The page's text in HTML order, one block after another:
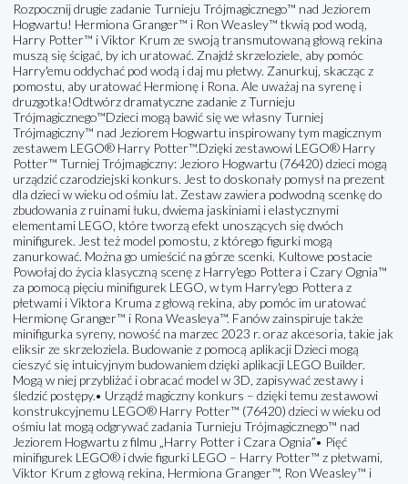
Rozpocznij drugie zadanie Turnieju Trójmagicznego™ nad Jeziorem
Hogwartu! Hermiona Granger™ i Ron Weasley™ tkwią pod wodą,
Harry Potter™ i Viktor Krum ze swoją transmutowaną głową rekina
muszą się ścigać, by ich uratować. Znajdź skrzeloziele, aby pomóc
Harry'emu oddychać pod wodą i daj mu płetwy. Zanurkuj, skacząc z
pomostu, aby uratować Hermionę i Rona. Ale uważaj na syrenę i
druzgotka!Odtwórz dramatyczne zadanie z Turnieju
Trójmagicznego™Dzieci mogą bawić się we własny Turniej
Trójmagiczny™ nad Jeziorem Hogwartu inspirowany tym magicznym
zestawem LEGO® Harry Potter™.Dzięki zestawowi LEGO® Harry
Potter™ Turniej Trójmagiczny: Jezioro Hogwartu (76420) dzieci mogą
urządzić czarodziejski konkurs. Jest to doskonały pomysł na prezent
dla dzieci w wieku od ośmiu lat. Zestaw zawiera podwodną scenkę do
zbudowania z ruinami łuku, dwiema jaskiniami i elastycznymi
elementami LEGO, które tworzą efekt unoszących się dwóch
minifigurek. Jest też model pomostu, z którego figurki mogą
zanurkować. Można go umieścić na górze scenki. Kultowe postacie
Powołaj do życia klasyczną scenę z Harry'ego Pottera i Czary Ognia™
za pomocą pięciu minifigurek LEGO, w tym Harry'ego Pottera z
płetwami i Viktora Kruma z głową rekina, aby pomóc im uratować
Hermionę Granger™ i Rona Weasleya™. Fanów zainspiruje także
minifigurka syreny, nowość na marzec 2023 r. oraz akcesoria, takie jak
eliksir ze skrzeloziela. Budowanie z pomocą aplikacji Dzieci mogą
cieszyć się intuicyjnym budowaniem dzięki aplikacji LEGO Builder.
Mogą w niej przybliżać i obracać model w 3D, zapisywać zestawy i
śledzić postępy.• Urządź magiczny konkurs – dzięki temu zestawowi
konstrukcyjnemu LEGO® Harry Potter™ (76420) dzieci w wieku od
ośmiu lat mogą odgrywać zadania Turnieju Trójmagicznego™ nad
Jeziorem Hogwartu z filmu „Harry Potter i Czara Ognia”• Pięć
minifigurek LEGO® i dwie figurki LEGO – Harry Potter™ z płetwami,
Viktor Krum z głową rekina, Hermiona Granger™, Ron Weasley™ i